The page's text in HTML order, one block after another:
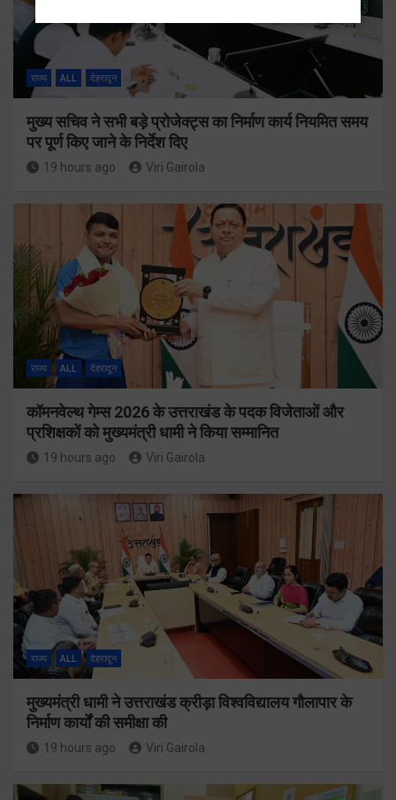
राज्य ALL देहरादून
मुख्य सचिव ने सभी बड़े प्रोजेक्ट्स का निर्माण कार्य नियमित समय
पर पूर्ण किए जाने के निर्देश दिए
19 hours ago Viri Gairola
राज्य ALL देहरादून
कॉमनवेल्थ गेम्स 2026 के उत्तराखंड के पदक विजेताओं और
प्रशिक्षकों को मुख्यमंत्री धामी ने किया सम्मानित
19 hours ago Viri Gairola
राज्य ALL देहरादून
मुख्यमंत्री धामी ने उत्तराखंड क्रीड़ा विश्वविद्यालय गौलापार के
निर्माण कार्यों की समीक्षा की
19 hours ago Viri Gairola